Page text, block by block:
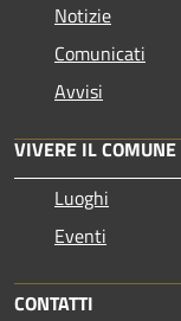
Notizie
Comunicati
Avvisi
VIVERE IL COMUNE
Luoghi
Eventi
CONTATTI